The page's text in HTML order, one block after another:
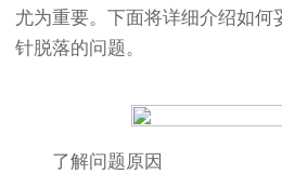
尤为重要。下面将详细介绍如何
针脱落的问题。
了解问题原因